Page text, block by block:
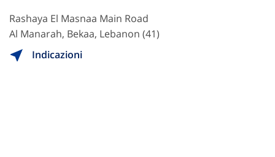
Rashaya El Masnaa Main Road
Al Manarah, Bekaa, Lebanon (41)
Indicazioni